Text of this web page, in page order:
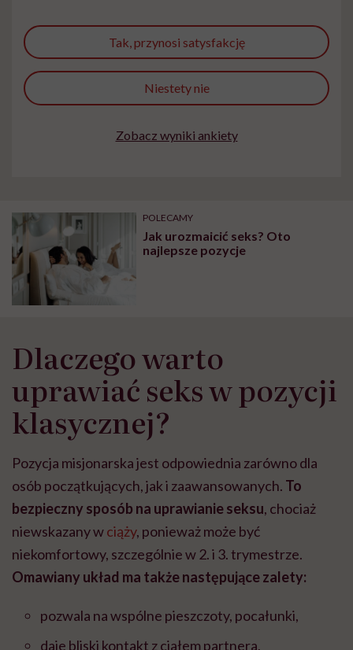
Tak, przynosi satysfakcję
Niestety nie
Zobacz wyniki ankiety
POLECAMY
Jak urozmaicić seks? Oto
najlepsze pozycje
Dlaczego warto
uprawiać seks w pozycji
klasycznej?
Pozycja misjonarska jest odpowiednia zarówno dla
osób początkujących, jak i zaawansowanych. To
bezpieczny sposób na uprawianie seksu, chociaż
niewskazany wciąży, ponieważ może być
niekomfortowy, szczególnie w 2. i 3. trymestrze.
Omawiany układ ma także następujące zalety:
pozwala na wspólne pieszczoty, pocałunki,
daje bliski kontakt z ciałem partnera,